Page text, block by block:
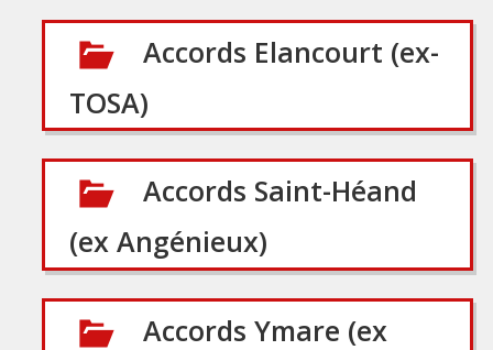
Accords Elancourt (ex-
TOSA)
Accords Saint-Héand
(ex Angénieux)
Accords Ymare (ex